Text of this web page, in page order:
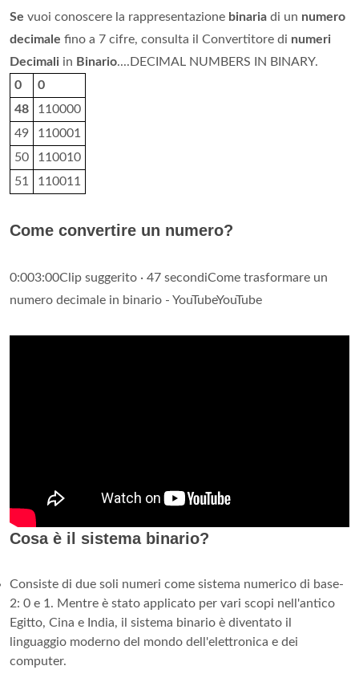
Se vuoi conoscere la rappresentazione binaria di un numero
decimale fino a 7 cifre, consulta il Convertitore di numeri
Decimali in Binario....DECIMAL NUMBERS IN BINARY.
0
0
48
110000
49
110001
50
110010
51
110011
Come convertire un numero?
0:003:00Clip suggerito · 47 secondiCome trasformare un
numero decimale in binario - YouTubeYouTube
Cosa è il sistema binario?
Consiste di due soli numeri come sistema numerico di base-
2: 0 e 1. Mentre è stato applicato per vari scopi nell'antico
Egitto, Cina e India, il sistema binario è diventato il
linguaggio moderno del mondo dell'elettronica e dei
computer.